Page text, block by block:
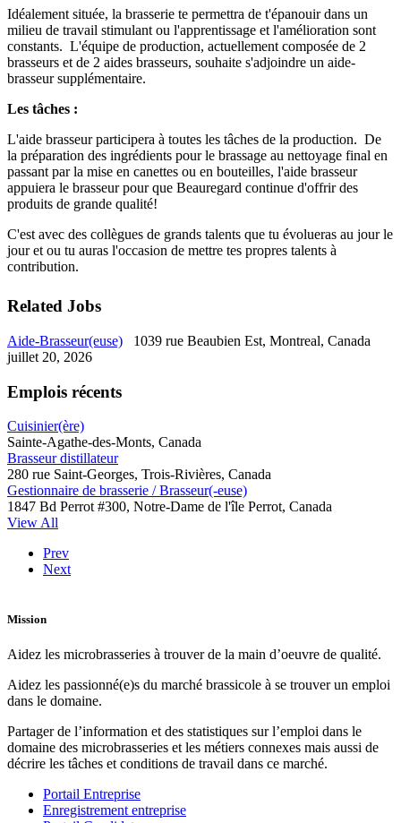
Idéalement située, la brasserie te permettra de t'épanouir dans un
milieu de travail stimulant ou l'apprentissage et l'amélioration sont
constants. L'équipe de production, actuellement composée de 2
brasseurs et de 2 aides brasseurs, souhaite s'adjoindre un aide-
brasseur supplémentaire.
Les tâches :
L'aide brasseur participera à toutes les tâches de la production. De
la préparation des ingrédients pour le brassage au nettoyage final en
passant par la mise en canettes ou en bouteilles, l'aide brasseur
appuiera le brasseur pour que Beauregard continue d'offrir des
produits de grande qualité!
C'est avec des collègues de grands talents que tu évolueras au jour le
jour et ou tu auras l'occasion de mettre tes propres talents à
contribution.
Related Jobs
Aide-Brasseur(euse)
1039 rue Beaubien Est, Montreal, Canada
juillet 20, 2026
Emplois récents
Cuisinier(ère)
Sainte-Agathe-des-Monts, Canada
Brasseur distillateur
280 rue Saint-Georges, Trois-Rivières, Canada
Gestionnaire de brasserie / Brasseur(-euse)
1847 Bd Perrot #300, Notre-Dame de l'île Perrot, Canada
View All
Prev
Next
Mission
Aidez les microbrasseries à trouver de la main d’oeuvre de qualité.
Aidez les passionné(e)s du marché brassicole à se trouver un emploi
dans le domaine.
Partager de l’information et des statistiques sur l’emploi dans le
domaine des microbrasseries et les métiers connexes mais aussi de
décrire les tâches et conditions de travail dans ce marché.
Portail Entreprise
Enregistrement entreprise